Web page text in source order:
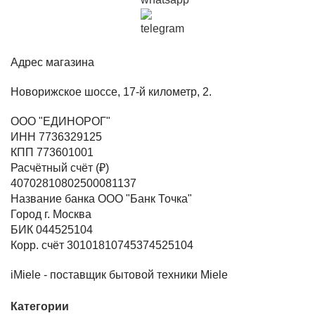
Адрес магазина
Новорижское шоссе, 17-й километр, 2.
ООО "ЕДИНОРОГ"
ИНН 7736329125
КПП 773601001
Расчётный счёт (₽)
40702810802500081137
Название банка ООО "Банк Точка"
Город г. Москва
БИК 044525104
Корр. счёт 30101810745374525104
iMiele - поставщик бытовой техники Miele
Категории